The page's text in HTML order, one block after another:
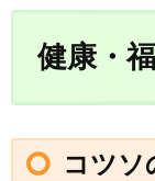
健康・
コツソ